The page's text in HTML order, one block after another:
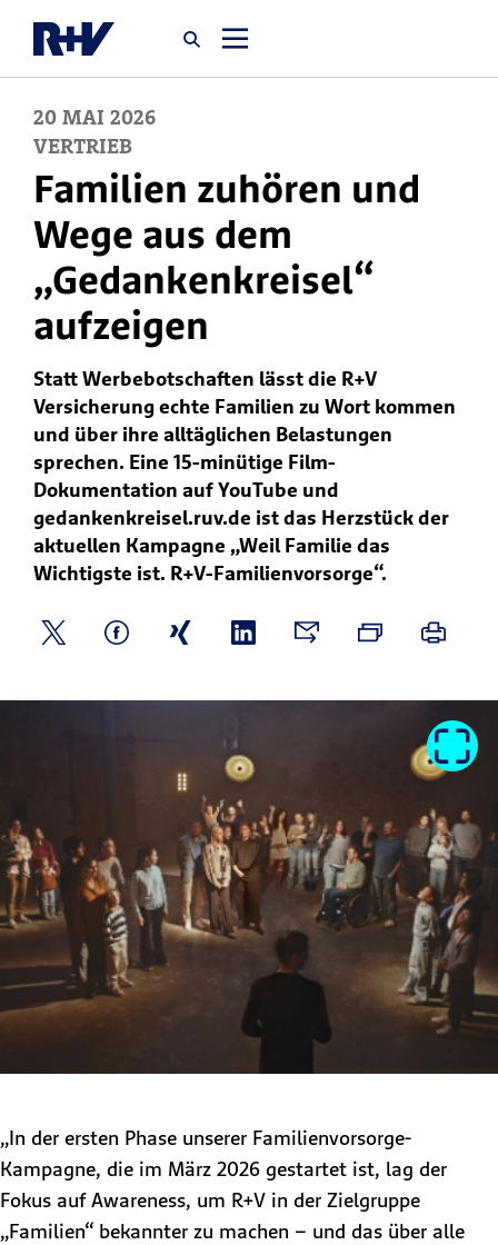
Startseite
Über uns
Karriere
Jobsuche
20 MAI 2026
VERTRIEB
Familien zuhören und
Wege aus dem
„Gedankenkreisel“
aufzeigen
Statt Werbebotschaften lässt die R+V
Versicherung echte Familien zu Wort kommen
und über ihre alltäglichen Belastungen
sprechen. Eine 15-minütige Film-
Dokumentation auf YouTube und
gedankenkreisel.ruv.de ist das Herzstück der
aktuellen Kampagne „Weil Familie das
Wichtigste ist. R+V-Familienvorsorge“.
„In der ersten Phase unserer Familienvorsorge-
Kampagne, die im März 2026 gestartet ist, lag der
Fokus auf Awareness, um R+V in der Zielgruppe
„Familien“ bekannter zu machen – und das über alle